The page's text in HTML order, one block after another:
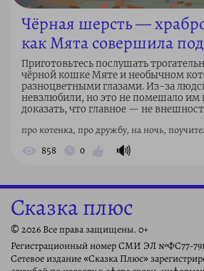
Чёрная шерсть —
как Мята совершила
Приготовьтесь послушать
чёрной кошке Мяте и необычном
разноцветными глазами. Из-за
невзлюбили, но это не помешало им
доказать, что главное — не
про котенка, про дружбу, на ночь,
858 0 🔊
Сказка плюс
© 2026 Все права защищены. 0+
Регистрационный номер СМИ ЭЛ №ФС77-
Сетевое издание «Сказка Плюс»